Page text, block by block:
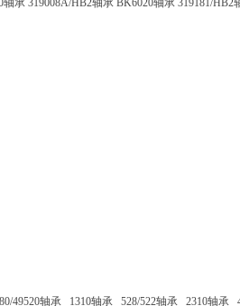
轴承 319008A/HB2轴承 BK6020轴承 319181/HB2
49520轴承 1310轴承 528/522轴承 2310轴承